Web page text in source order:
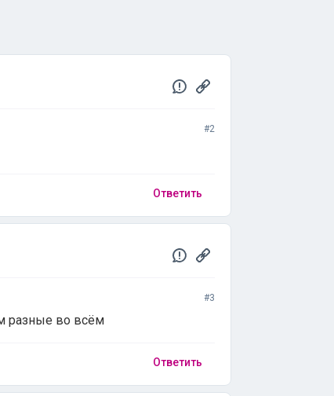
#2
Ответить
#3
разные во всём
Ответить